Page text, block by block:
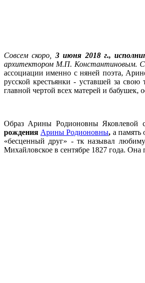
Совсем скоро, 3 июня 2018 г.,
архитектором М.П. Константиновым.
ассоциации именно с няней поэта,
русской крестьянки - уставшей за
главной чертой всех матерей и бабушек,
Образ Арины Родионовны Яковлевой
рождения Арины Родионовны, а память
«бесценный друг» - тк называл
Михайловское в сентябре 1827 года. Она